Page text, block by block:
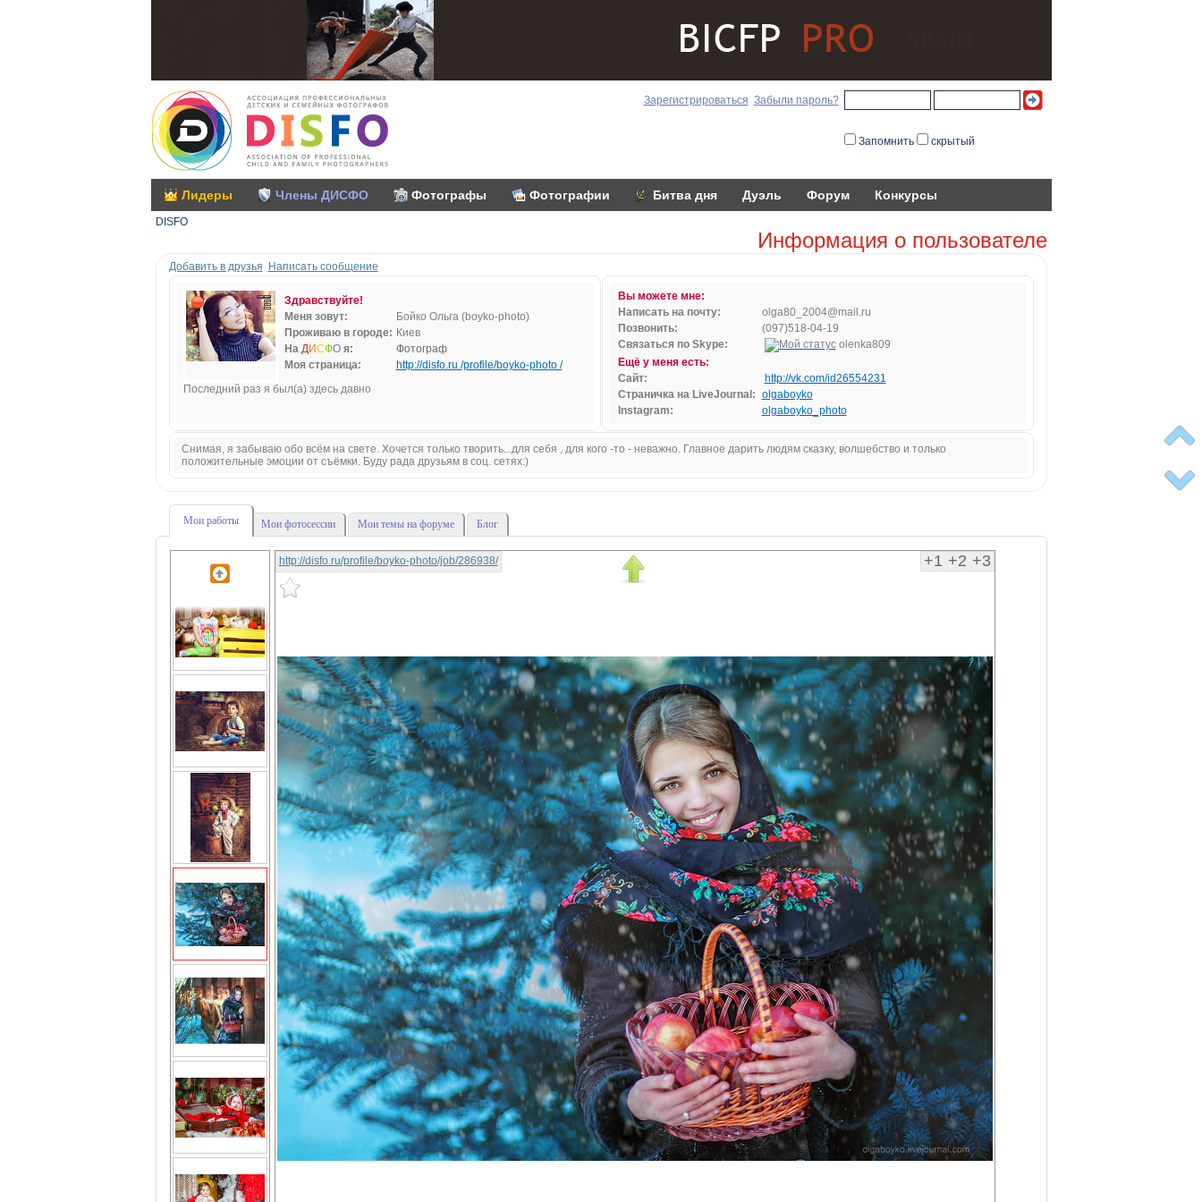
Зарегистрироваться Забыли пароль?
Запомнить скрытый
Лидеры Члены ДИСФО Фотографы Фотографии Битва дня Дуэль Форум Конкурсы
DISFO
Информация о пользователе
Добавить в друзья Написать сообщение
Здравствуйте!
Меня зовут:
Бойко Ольга (boyko-photo)
Проживаю в городе: Киев
На ДИСФОя:
Фотограф
Моя страница:
http://disfo.ru /profile/boyko-photo /
Последний раз я был(а) здесь давно
Вы можете мне:
Написать на почту:
o lga80_ 2004@mai l.ru
Позвонить:
(097)518-04-19
Связаться по Skype:
olenka809
Ещё у меня есть:
Сайт:
http://vk.com/id26554231
Страничка на LiveJournal: olgaboyko
Instagram:
olgaboyko_photo
Снимая, я забываю обо всём на свете. Хочется только творить...для себя , для кого -то - неважно. Главное дарить людям сказку, волшебство и только
положительные эмоции от съёмки. Буду рада друзьям в соц. сетях:)
Мои работы Мои фотосессии Мои темы на форуме Блог
+1 +2 +3
http://disfo.ru/profile/boyko-photo/job/286938/